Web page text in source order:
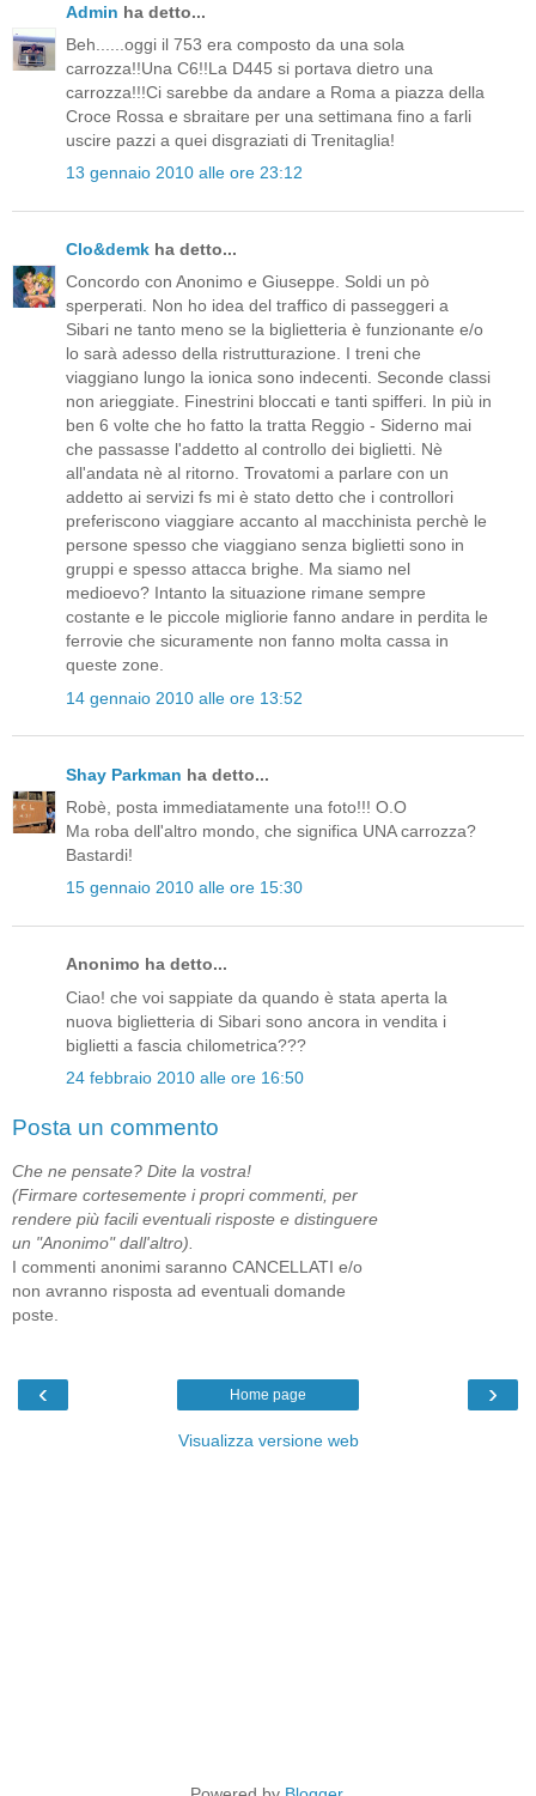
Admin ha detto...
Beh......oggi il 753 era composto da una sola
carrozza!!Una C6!!La D445 si portava dietro una
carrozza!!!Ci sarebbe da andare a Roma a piazza della
Croce Rossa e sbraitare per una settimana fino a farli
uscire pazzi a quei disgraziati di Trenitaglia!
13 gennaio 2010 alle ore 23:12
Clo&demk ha detto...
Concordo con Anonimo e Giuseppe. Soldi un pò
sperperati. Non ho idea del traffico di passeggeri a
Sibari ne tanto meno se la biglietteria è funzionante e/o
lo sarà adesso della ristrutturazione. I treni che
viaggiano lungo la ionica sono indecenti. Seconde classi
non arieggiate. Finestrini bloccati e tanti spifferi. In più in
ben 6 volte che ho fatto la tratta Reggio - Siderno mai
che passasse l'addetto al controllo dei biglietti. Nè
all'andata nè al ritorno. Trovatomi a parlare con un
addetto ai servizi fs mi è stato detto che i controllori
preferiscono viaggiare accanto al macchinista perchè le
persone spesso che viaggiano senza biglietti sono in
gruppi e spesso attacca brighe. Ma siamo nel
medioevo? Intanto la situazione rimane sempre
costante e le piccole migliorie fanno andare in perdita le
ferrovie che sicuramente non fanno molta cassa in
queste zone.
14 gennaio 2010 alle ore 13:52
Shay Parkman ha detto...
Robè, posta immediatamente una foto!!! O.O
Ma roba dell'altro mondo, che significa UNA carrozza?
Bastardi!
15 gennaio 2010 alle ore 15:30
Anonimo ha detto...
Ciao! che voi sappiate da quando è stata aperta la
nuova biglietteria di Sibari sono ancora in vendita i
biglietti a fascia chilometrica???
24 febbraio 2010 alle ore 16:50
Posta un commento
Che ne pensate? Dite la vostra!
(Firmare cortesemente i propri commenti, per
rendere più facili eventuali risposte e distinguere
un "Anonimo" dall'altro).
I commenti anonimi saranno CANCELLATI e/o
non avranno risposta ad eventuali domande
poste.
‹ ›
Home page
Visualizza versione web